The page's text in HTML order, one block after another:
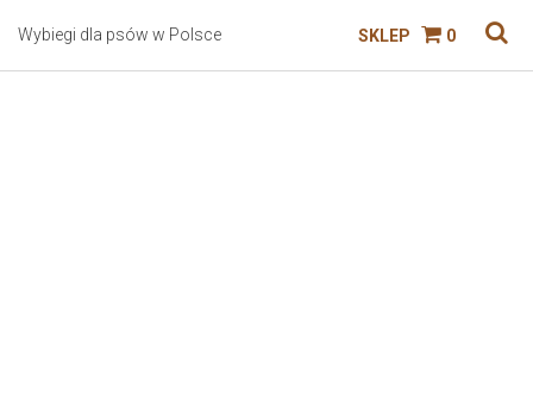
Wybiegi dla psów w Polsce SKLEP 0